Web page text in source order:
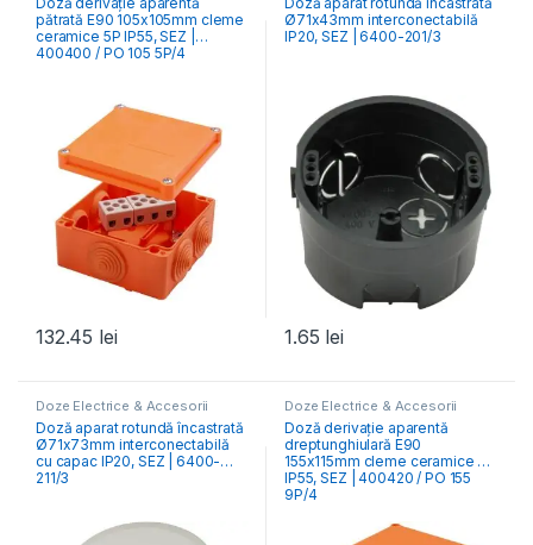
pătrată E90 105x105mm cleme
ceramice 5P IP55, SEZ |
400400 / PO 105 5P/4
132.45 lei
Ø71x43mm interconectabilă
IP20, SEZ | 6400-201/3
1.65 lei
Doze Electrice & Accesorii
Doză aparat rotundă încastrată
Ø71x73mm interconectabilă
cu capac IP20, SEZ | 6400-
211/3
Doze Electrice & Accesorii
Doză derivație aparentă
dreptunghiulară E90
155x115mm cleme ceramice 9P
IP55, SEZ | 400420 / PO 155
9P/4